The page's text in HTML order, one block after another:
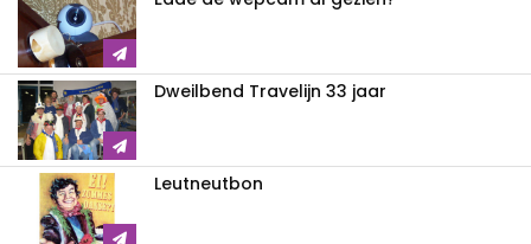
Dweilbend Travelijn 33 jaar
Leutneutbon